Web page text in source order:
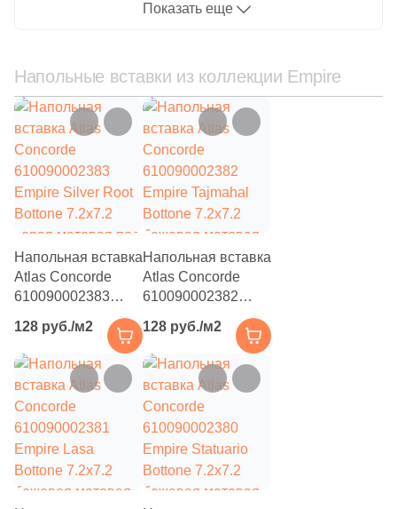
59x7.2 ( 4)
60х9.5 (6)
12)
60x7.5 (46)
60x6.5 (4)
60x9.5 (21)
80x7.2 (52
80x5.5 (28
89.5x16 (13
90x7.2 ( 12)
Показать еще
Напольные вставки из коллекции Empire
Напольная вставка
Atlas Concorde
610090002383
Empire Silver Root
Bottone 7.2x7.2
серая матовая под
128 руб./м2
Напольная вставка
Atlas Concorde
610090002382
Empire Tajmahal
Bottone 7.2x7.2
бежевая матовая
под камень
128 руб./м2